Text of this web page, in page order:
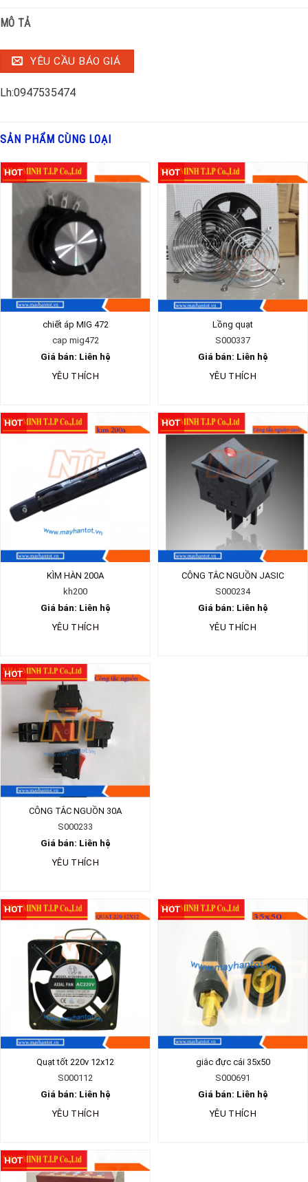
MÔ TẢ
YÊU CẦU BÁO GIÁ
Lh:0947535474
SẢN PHẨM CÙNG LOẠI
HOT
chiết áp MIG 472
cap mig472
Giá bán: Liên hệ
YÊU THÍCH
HOT
Lồng quạt
S000337
Giá bán: Liên hệ
YÊU THÍCH
HOT
KÌM HÀN 200A
kh200
Giá bán: Liên hệ
YÊU THÍCH
HOT
CÔNG TẮC NGUỒN JASIC
S000234
Giá bán: Liên hệ
YÊU THÍCH
HOT
CÔNG TẮC NGUỒN 30A
S000233
Giá bán: Liên hệ
YÊU THÍCH
HOT
Quạt tốt 220v 12x12
S000112
Giá bán: Liên hệ
YÊU THÍCH
HOT
giắc đực cái 35x50
S000691
Giá bán: Liên hệ
YÊU THÍCH
HOT